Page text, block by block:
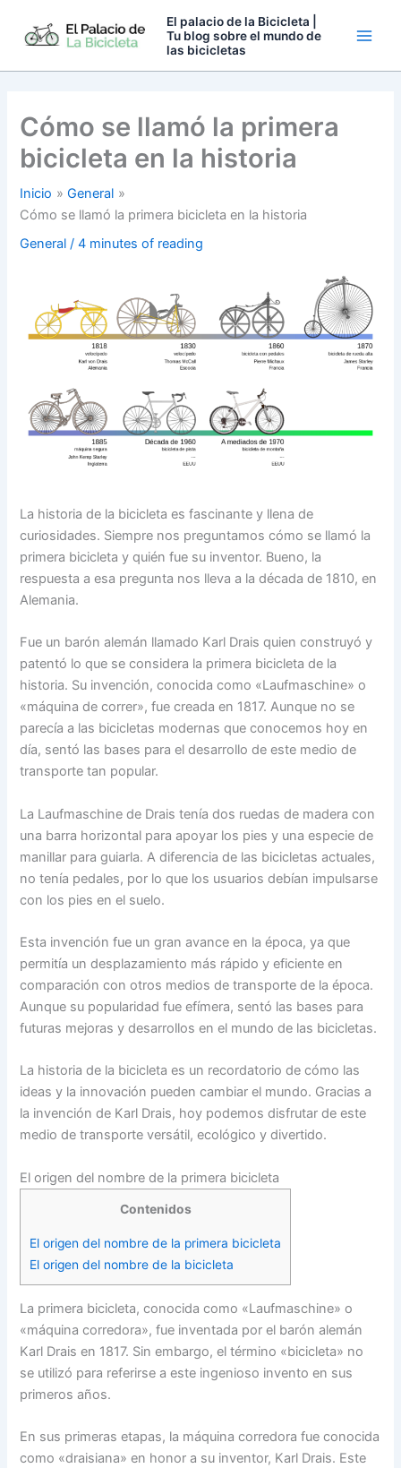
El palacio de la Bicicleta |
Tu blog sobre el mundo de
las bicicletas
Cómo se llamó la primera
bicicleta en la historia
Inicio
General
Cómo se llamó la primera bicicleta en la historia
General /4 minutes of reading
La historia de la bicicleta es fascinante y llena de
curiosidades. Siempre nos preguntamos cómo se llamó la
primera bicicleta y quién fue su inventor. Bueno, la
respuesta a esa pregunta nos lleva a la década de 1810, en
Alemania.
Fue un barón alemán llamado Karl Drais quien construyó y
patentó lo que se considera la primera bicicleta de la
historia. Su invención, conocida como «Laufmaschine» o
«máquina de correr», fue creada en 1817. Aunque no se
parecía a las bicicletas modernas que conocemos hoy en
día, sentó las bases para el desarrollo de este medio de
transporte tan popular.
La Laufmaschine de Drais tenía dos ruedas de madera con
una barra horizontal para apoyar los pies y una especie de
manillar para guiarla. A diferencia de las bicicletas actuales,
no tenía pedales, por lo que los usuarios debían impulsarse
con los pies en el suelo.
Esta invención fue un gran avance en la época, ya que
permitía un desplazamiento más rápido y eficiente en
comparación con otros medios de transporte de la época.
Aunque su popularidad fue efímera, sentó las bases para
futuras mejoras y desarrollos en el mundo de las bicicletas.
La historia de la bicicleta es un recordatorio de cómo las
ideas y la innovación pueden cambiar el mundo. Gracias a
la invención de Karl Drais, hoy podemos disfrutar de este
medio de transporte versátil, ecológico y divertido.
El origen del nombre de la primera bicicleta
Contenidos
El origen del nombre de la primera bicicleta
El origen del nombre de la bicicleta
La primera bicicleta, conocida como «Laufmaschine» o
«máquina corredora», fue inventada por el barón alemán
Karl Drais en 1817. Sin embargo, el término «bicicleta» no
se utilizó para referirse a este ingenioso invento en sus
primeros años.
En sus primeras etapas, la máquina corredora fue conocida
como «draisiana» en honor a su inventor, Karl Drais. Este